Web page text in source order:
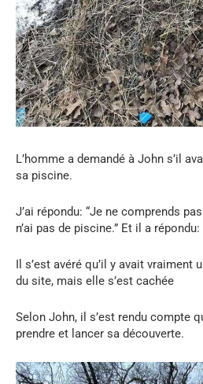
L’homme a demandé à John s’il
sa piscine.
J’ai répondu: “Je ne comprends
n’ai pas de piscine.” Et il a répondu:
Il s’est avéré qu’il y avait
du site, mais elle s’est cachée
Selon John, il s’est rendu compte
prendre et lancer sa découverte.